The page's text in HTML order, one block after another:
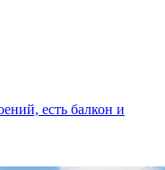
есть балкон и